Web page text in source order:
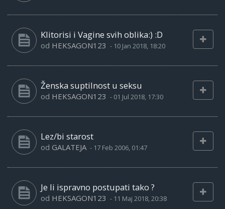
Klitorisi i Vagine svih oblika:) :D
od HEKSAGON123 - 10 Jan 2018, 18:20
Ženska suptilnost u seksu
od HEKSAGON123 - 01 Jul 2018, 17:30
Lez/bi starost
od GALATEJA - 17 Feb 2006, 01:47
Je li ispravno postupati tako ?
od HEKSAGON123 - 11 Maj 2018, 20:38